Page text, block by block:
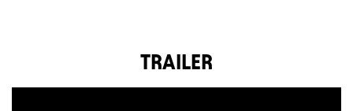
TRAILER